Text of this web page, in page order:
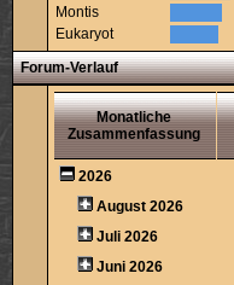
Montis
Eukaryot
Forum-Verlauf
Monatliche
Zusammenfassung
2026
August 2026
Juli 2026
Juni 2026